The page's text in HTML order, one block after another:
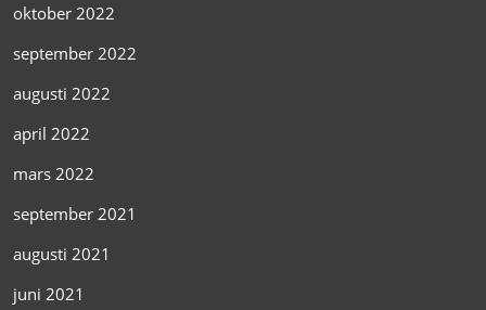
oktober 2022
september 2022
augusti 2022
april 2022
mars 2022
september 2021
augusti 2021
juni 2021